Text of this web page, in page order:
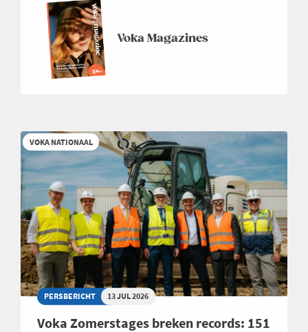
Voka Magazines
VOKA NATIONAAL
PERSBERICHT 13 JUL 2026
Voka Zomerstages breken records: 151